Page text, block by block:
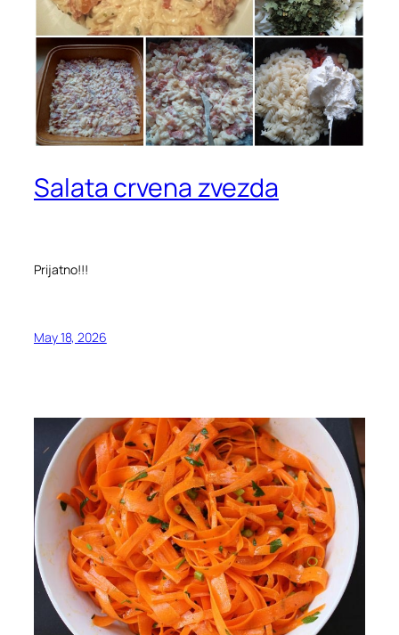
Salata crvena zvezda
Prijatno!!!
May 18, 2026